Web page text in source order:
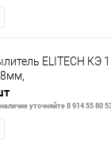
ELITECH КЭ
уточняйте 8 914 55 80